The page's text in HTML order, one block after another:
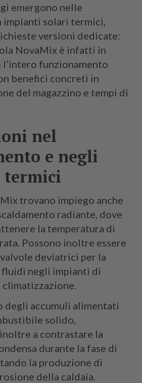
emergono nelle
impianti solari termici,
versioni dedicate:
NovaMix è infatti in
funzionamento
benefici concreti in
del magazzino e tempi di
nel
e negli
termici
trovano impiego anche
radiante, dove
la temperatura di
Possono inoltre essere
deviatrici per la
fluidi negli impianti di
degli accumuli alimentati
solido,
a contrastare la
durante la fase di
la produzione di
della caldaia.